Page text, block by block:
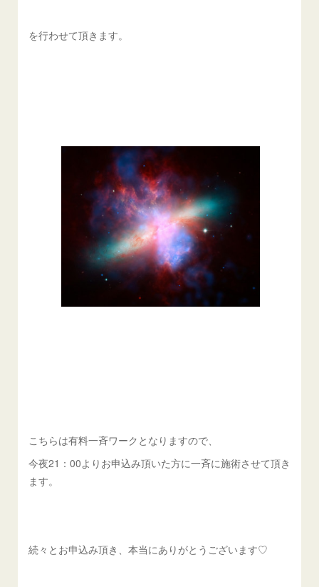
を行わせて頂きます。
こちらは有料一斉ワークとなりますので、
今夜21：00よりお申込み頂いた方に一斉に施術させて頂き
ます。
続々とお申込み頂き、本当にありがとうございます♡